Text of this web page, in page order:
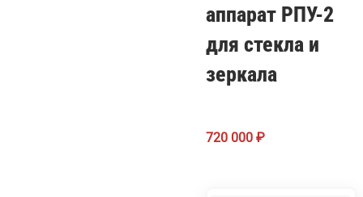
аппарат РПУ-2
для стекла и
зеркала
720 000 ₽